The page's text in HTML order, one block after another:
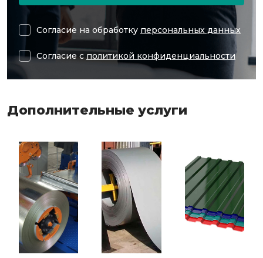
Согласие на обработку персональных данных
Согласие с политикой конфиденциальности
Дополнительные услуги